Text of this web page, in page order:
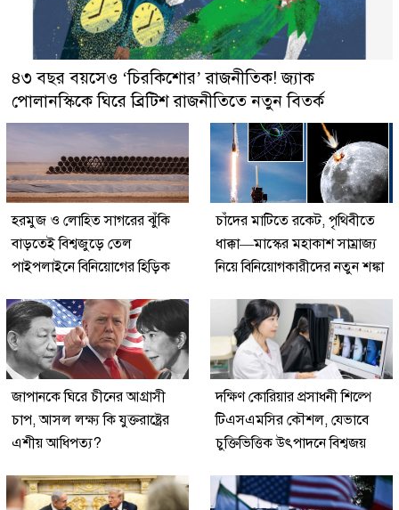
৪৩ বছর বয়সেও ‘চিরকিশোর’ রাজনীতিক! জ্যাক
পোলানস্কিকে ঘিরে ব্রিটিশ রাজনীতিতে নতুন বিতর্ক
হরমুজ ও লোহিত সাগরের ঝুঁকি
বাড়তেই বিশ্বজুড়ে তেল
পাইপলাইনে বিনিয়োগের হিড়িক
চাঁদের মাটিতে রকেট, পৃথিবীতে
ধাক্কা—মাস্কের মহাকাশ সাম্রাজ্য
নিয়ে বিনিয়োগকারীদের নতুন শঙ্কা
জাপানকে ঘিরে চীনের আগ্রাসী
চাপ, আসল লক্ষ্য কি যুক্তরাষ্ট্রের
এশীয় আধিপত্য?
দক্ষিণ কোরিয়ার প্রসাধনী শিল্পে
টিএসএমসির কৌশল, যেভাবে
চুক্তিভিত্তিক উৎপাদনে বিশ্বজয়